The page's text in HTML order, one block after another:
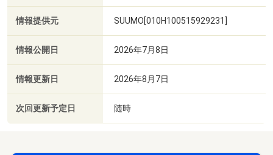
情報提供元 SUUMO[010H100515929231]
情報公開日 2026年7月8日
情報更新日 2026年8月7日
次回更新予定日 随時